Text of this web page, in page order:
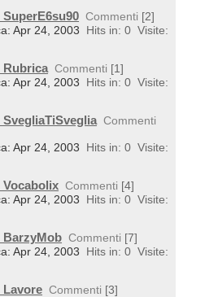
Commenti [2]
Apr 24, 2003 Hits in: 0 Visite:
Commenti [1]
Apr 24, 2003 Hits in: 0 Visite:
Commenti
Apr 24, 2003 Hits in: 0 Visite:
Commenti [4]
Apr 24, 2003 Hits in: 0 Visite:
Commenti [7]
Apr 24, 2003 Hits in: 0 Visite:
Commenti [3]